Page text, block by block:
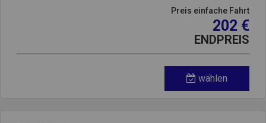
Preis einfache Fahrt
202 €
ENDPREIS
wählen